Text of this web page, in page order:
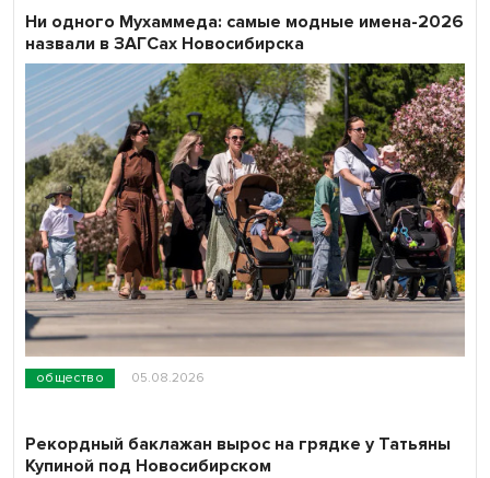
общество 05.08.2026
Ни одного Мухаммеда: самые модные имена-2026
назвали в ЗАГСах Новосибирска
Рекордный баклажан вырос на грядке у Татьяны
Купиной под Новосибирском